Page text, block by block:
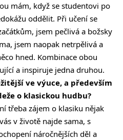
mám, když se studentovi po
oddělit. Při učení se
jsem pečlivá a božsky
jsem naopak netrpělivá a
hned. Kombinace obou
a inspiruje jedna druhou.
ve výuce, a především
o klasickou hudbu?
třeba zájem o klasiku nějak
v životě najde sama, s
náročnějších děl a